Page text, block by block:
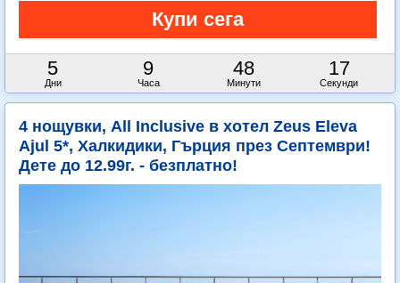
5
Дни
9
Часа
48
Минути
16
Секунди
4 нощувки, All Inclusive в хотел Zeus Eleva
Ajul 5*, Халкидики, Гърция през Септември!
Дете до 12.99г. - безплатно!